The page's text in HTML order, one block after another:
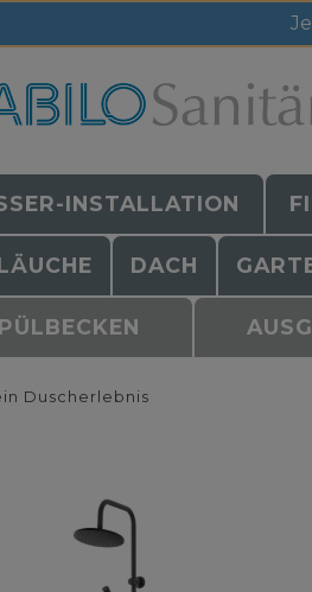
INSTALLATION
DACH
Duscherlebnis